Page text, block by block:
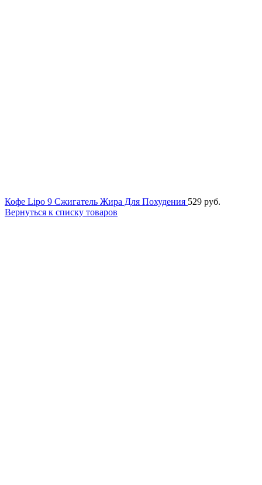
Кофе Lipo 9 Сжигатель Жира Для Похудения 529 руб.
Вернуться к списку товаров